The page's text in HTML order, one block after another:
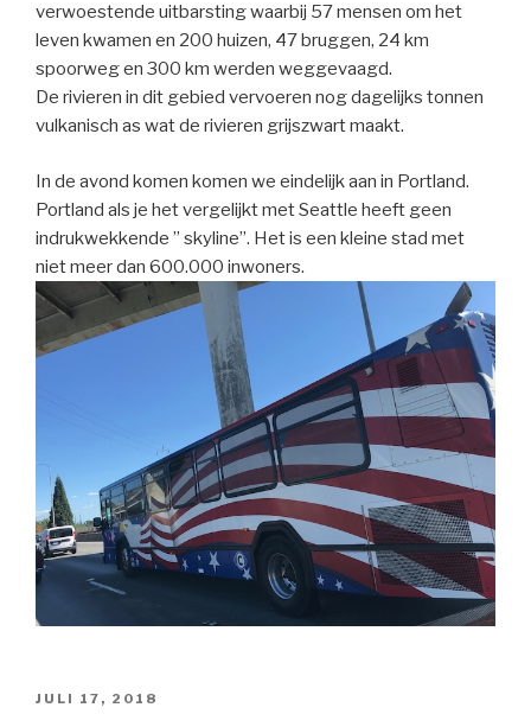
verwoestende uitbarsting waarbij 57 mensen om het
leven kwamen en 200 huizen, 47 bruggen, 24 km
spoorweg en 300 km werden weggevaagd.
De rivieren in dit gebied vervoeren nog dagelijks tonnen
vulkanisch as wat de rivieren grijszwart maakt.
In de avond komen komen we eindelijk aan in Portland.
Portland als je het vergelijkt met Seattle heeft geen
indrukwekkende ” skyline”. Het is een kleine stad met
niet meer dan 600.000 inwoners.
GEPLAATST
JULI 17, 2018